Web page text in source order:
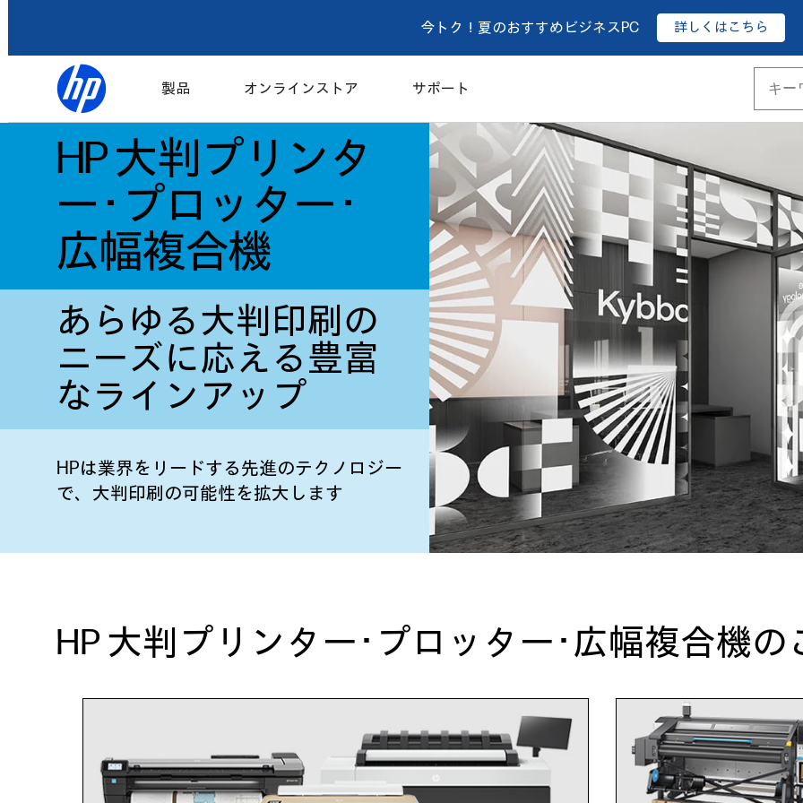
今トク！夏のおすすめビジネスPC 詳しくはこちら
製品 オンラインストア サポート
HP 大判プリンタ
ー･プロッター･
広幅複合機
あらゆる大判印刷の
ニーズに応える豊富
なラインアップ
HPは業界をリードする先進のテクノロジー
で、大判印刷の可能性を拡大します
HP 大判プリンター･プロッター･広幅複合機の